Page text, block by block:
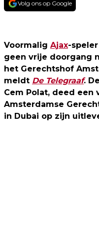
Volg ons op Google
Voormalig Ajax-speler
geen vrije doorgang
het Gerechtshof
meldt De Telegraaf.
Cem Polat, deed een
Amsterdamse
in Dubai op zijn